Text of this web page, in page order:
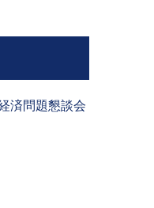
済問題懇談会